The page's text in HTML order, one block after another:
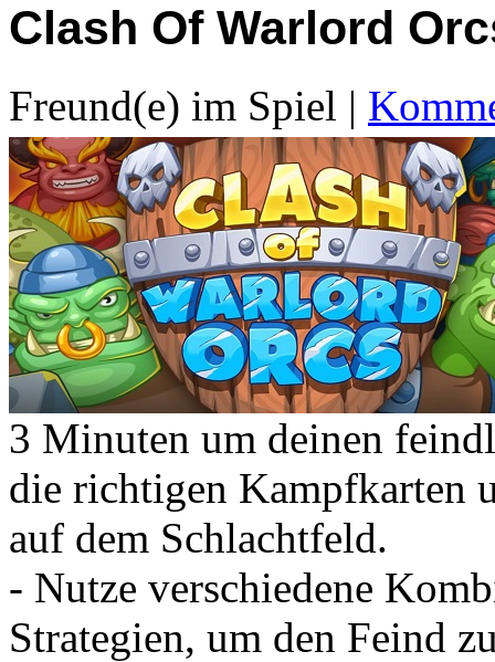
Clash Of Warlord
Freund(e) im Spiel |
3 Minuten um deinen
die richtigen Kampfkarten
auf dem Schlachtfeld.
- Nutze verschiedene
Strategien, um den Feind